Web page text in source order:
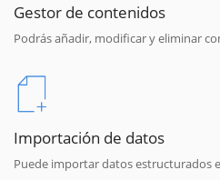
Gestor de contenidos
Podrás añadir, modificar y eliminar
Importación de datos
Puede importar datos estructurados